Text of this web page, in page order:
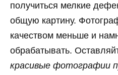
получиться мелкие
общую картину.
качеством меньше и
обрабатывать.
красивые фотографии